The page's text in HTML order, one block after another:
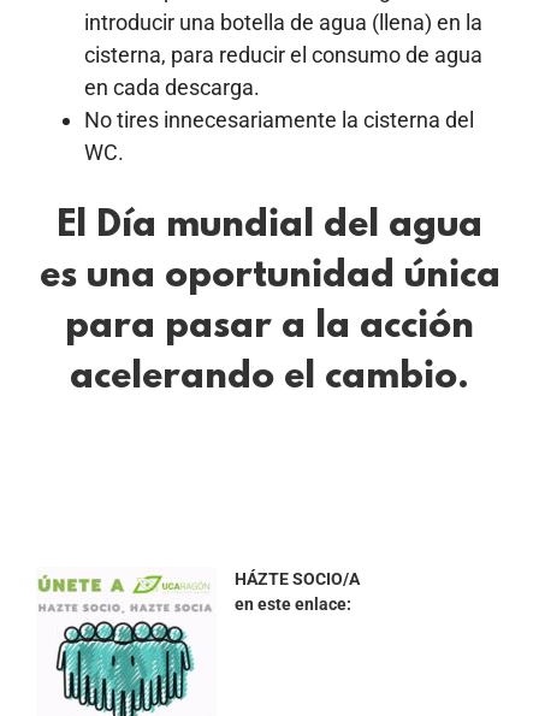
introducir una botella de agua (llena) en la
cisterna, para reducir el consumo de agua
en cada descarga.
No tires innecesariamente la cisterna del
WC.
El Día mundial del agua
es una oportunidad única
para pasar a la acción
acelerando el cambio.
HÁZTE SOCIO/A
en este enlace: